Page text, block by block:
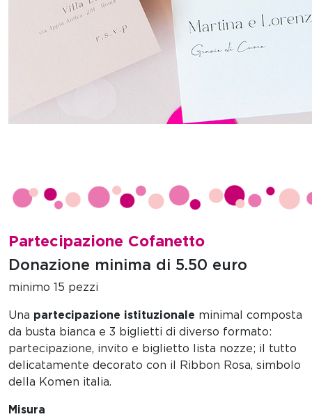
Partecipazione Cofanetto
Donazione minima di 5.50 euro
minimo 15 pezzi
Una partecipazione istituzionale minimal composta
da busta bianca e 3 biglietti di diverso formato:
partecipazione, invito e biglietto lista nozze; il tutto
delicatamente decorato con il Ribbon Rosa, simbolo
della Komen italia.
Misura